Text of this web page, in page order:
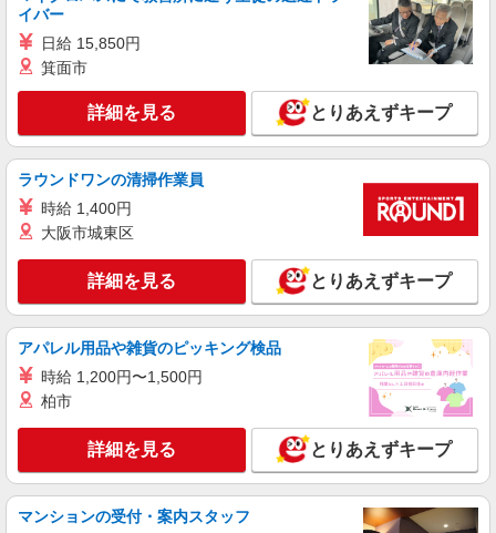
シニアフォレスト横浜戸塚 （神奈川県横浜市
戸塚区俣野町461）
キープ
アルバイト パート
すき家 戸塚駅西口店
すき家の店舗スタッフ（接客・調理・清掃な
ど）
時給1,532円
神奈川県横浜市戸塚区戸塚町4080-1 LEON-
K 1F
詳細を見る
伝丸 平戸店
ラーメン店のホール・キッチン
イバー
日給 15,850円
箕面市
詳細を見る とりあえずキープ
ラウンドワンの清掃作業員
時給 1,400円
大阪市城東区
詳細を見る とりあえずキープ
アパレル用品や雑貨のピッキング検品
時給 1,200円〜1,500円
柏市
詳細を見る とりあえずキープ
マンションの受付・案内スタッフ